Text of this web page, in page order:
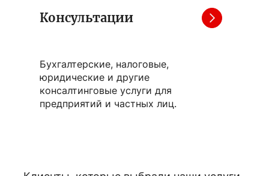
Консультации
Бухгалтерские, налоговые,
юридические и другие
консалтинговые услуги для
предприятий и частных лиц.